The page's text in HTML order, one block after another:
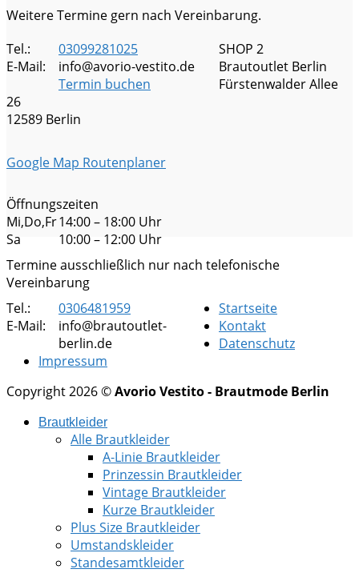
Weitere Termine gern nach Vereinbarung.
Tel.:
E-Mail:
03099281025
info@avorio-vestito.de
Termin buchen
SHOP 2
Brautoutlet Berlin
Fürstenwalder Allee
26
12589 Berlin
Google Map Routenplaner
Öffnungszeiten
Mi,Do,Fr
Sa
14:00 – 18:00 Uhr
10:00 – 12:00 Uhr
Termine ausschließlich nur nach telefonische
Vereinbarung
Tel.:
E-Mail:
0306481959
info@brautoutlet-
berlin.de
Startseite
Kontakt
Datenschutz
Impressum
Copyright 2026 ©Avorio Vestito - Brautmode Berlin
Brautkleider
Alle Brautkleider
A-Linie Brautkleider
Prinzessin Brautkleider
Vintage Brautkleider
Kurze Brautkleider
Plus Size Brautkleider
Umstandskleider
Standesamtkleider